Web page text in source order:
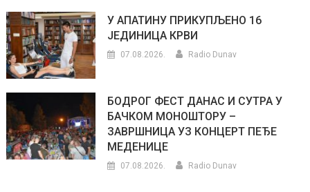
У АПАТИНУ ПРИКУПЉЕНО 16
ЈЕДИНИЦА КРВИ
07.08.2026. Radio Dunav
БОДРОГ ФЕСТ ДАНАС И СУТРА У
БАЧКОМ МОНОШТОРУ –
ЗАВРШНИЦА УЗ КОНЦЕРТ ПЕЂЕ
МЕДЕНИЦЕ
07.08.2026. Radio Dunav